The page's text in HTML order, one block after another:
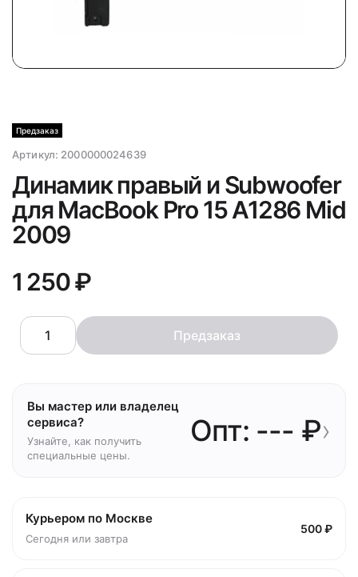
Предзаказ
Артикул: 2000000024639
Динамик правый и Subwoofer
для MacBook Pro 15 A1286 Mid
2009
1 250 ₽
Предзаказ
Вы мастер или владелец
сервиса?
Узнайте, как получить
специальные цены.
Опт: --- ₽›
Курьером по Москве
Сегодня или завтра
500 ₽